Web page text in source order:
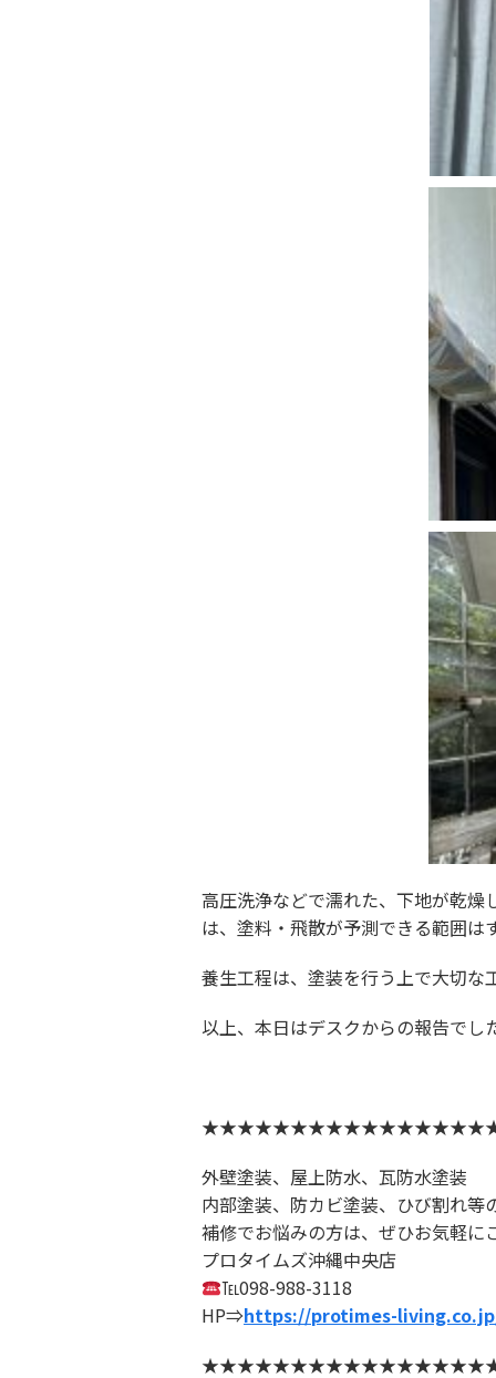
高圧洗浄などで濡れた、下地が乾燥
は、塗料・飛散が予測できる範囲は
養生工程は、塗装を行う上で大切な
以上、本日はデスクからの報告でし
外壁塗装、屋上防水、瓦防水塗装
内部塗装、防カビ塗装、ひび割れ等
補修でお悩みの方は、ぜひお気軽に
プロタイムズ沖縄中央店
℡098-988-3118
HP⇒https://protimes-